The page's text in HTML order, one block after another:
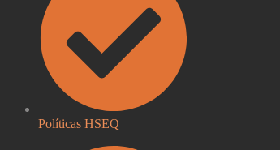
Políticas HSEQ